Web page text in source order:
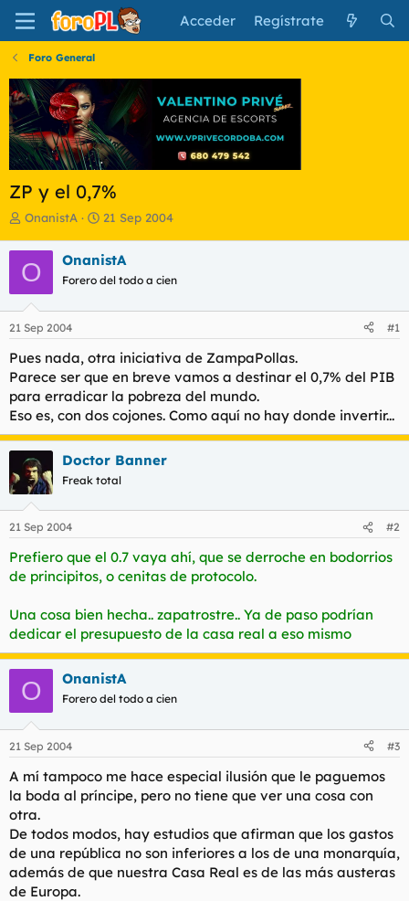
Acceder Regístrate
Foro General
ZP y el 0,7%
I
i
c
i
a
d
o
d
e
l
t
a
OnanistA
F
h
a
e
i
c
i
o
21 Sep 2004
O OnanistA
Forero del todo a cien
21 Sep 2004 #1
Pues nada, otra iniciativa de ZampaPollas.
Parece ser que en breve vamos a destinar el 0,7% del PIB
para erradicar la pobreza del mundo.
Eso es, con dos cojones. Como aquí no hay donde invertir...
Doctor Banner
Freak total
21 Sep 2004 #2
Prefiero que el 0.7 vaya ahí, que se derroche en bodorrios
de principitos, o cenitas de protocolo.
Una cosa bien hecha.. zapatrostre.. Ya de paso podrían
dedicar el presupuesto de la casa real a eso mismo
O OnanistA
Forero del todo a cien
21 Sep 2004 #3
A mí tampoco me hace especial ilusión que le paguemos
la boda al príncipe, pero no tiene que ver una cosa con
otra.
De todos modos, hay estudios que afirman que los gastos
de una república no son inferiores a los de una monarquía,
además de que nuestra Casa Real es de las más austeras
de Europa.